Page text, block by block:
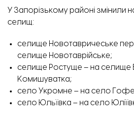
У Запорізькому районі змінили
селищ:
селище Новотавричеське
селище Новотаврійське;
селище Ростуще – на селище
Комишуватка;
село Укромне – на село
село Юльївка – на село